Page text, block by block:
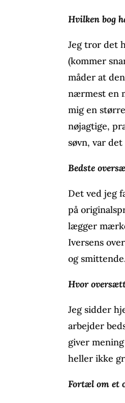
Hvilken bog
Jeg tror det
(kommer
måder at
nærmest en
mig en
nøjagtige,
søvn, var det
Bedste
Det ved jeg
på
lægger
Iversens
og
Hvor
Jeg sidder
arbejder
giver
heller ikke
Fortæl om et